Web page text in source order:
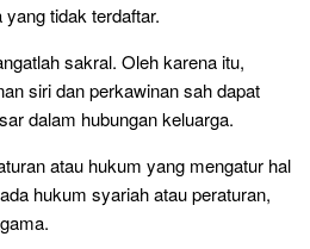
tidak terdaftar.
sakral. Oleh karena itu,
siri dan perkawinan sah dapat
dalam hubungan keluarga.
atau hukum yang mengatur hal
hukum syariah atau peraturan,